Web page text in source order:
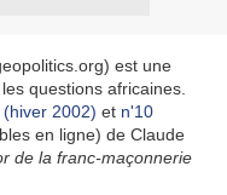
est une
questions africaines.
(hiver 2002) et n'10
en ligne) de Claude
de la franc-maçonnerie